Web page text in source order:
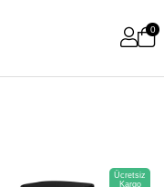
0
Ücretsiz
Kargo